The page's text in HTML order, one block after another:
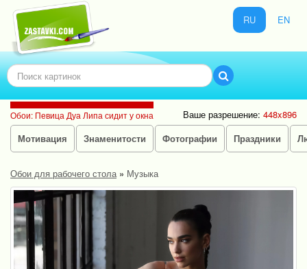
RU EN
Обои: Певица Дуа Липа сидит у окна Ваше разрешение: 448x896
Мотивация
Знаменитости Фотографии Праздники
Обои для рабочего стола» Музыка